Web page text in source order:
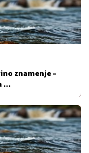
znamenje –
...